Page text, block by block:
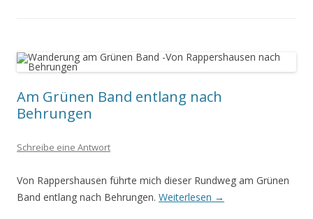
Am Grünen Band entlang nach
Behrungen
Schreibe eine Antwort
Von Rappershausen führte mich dieser Rundweg am Grünen
Band entlang nach Behrungen. Weiterlesen →